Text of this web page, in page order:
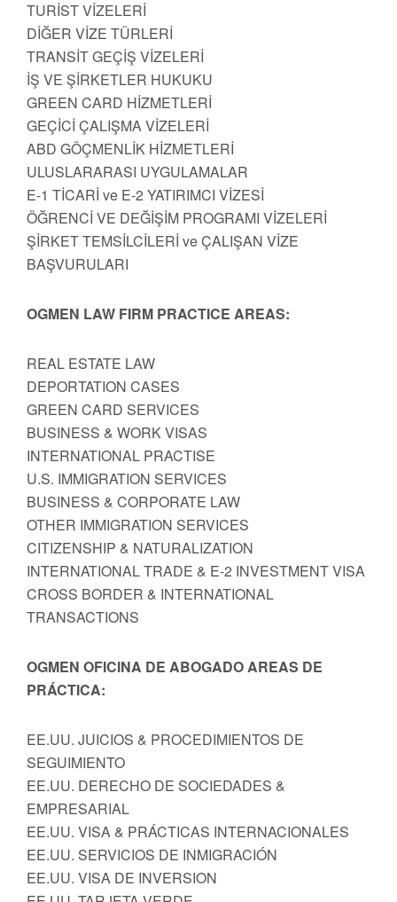
TURİST VİZELERİ
DİĞER VİZE TÜRLERİ
TRANSİT GEÇİŞ VİZELERİ
İŞ VE ŞİRKETLER HUKUKU
GREEN CARD HİZMETLERİ
GEÇİCİ ÇALIŞMA VİZELERİ
ABD GÖÇMENLİK HİZMETLERİ
ULUSLARARASI UYGULAMALAR
E-1 TİCARİ ve E-2 YATIRIMCI VİZESİ
ÖĞRENCİ VE DEĞİŞİM PROGRAMI VİZELERİ
ŞİRKET TEMSİLCİLERİ ve ÇALIŞAN VİZE
BAŞVURULARI
OGMEN LAW FIRM PRACTICE AREAS:
REAL ESTATE LAW
DEPORTATION CASES
GREEN CARD SERVICES
BUSINESS & WORK VISAS
INTERNATIONAL PRACTISE
U.S. IMMIGRATION SERVICES
BUSINESS & CORPORATE LAW
OTHER IMMIGRATION SERVICES
CITIZENSHIP & NATURALIZATION
INTERNATIONAL TRADE & E-2 INVESTMENT VISA
CROSS BORDER & INTERNATIONAL
TRANSACTIONS
OGMEN OFICINA DE ABOGADO AREAS DE
PRÁCTICA:
EE.UU. JUICIOS & PROCEDIMIENTOS DE
SEGUIMIENTO
EE.UU. DERECHO DE SOCIEDADES &
EMPRESARIAL
EE.UU. VISA & PRÁCTICAS INTERNACIONALES
EE.UU. SERVICIOS DE INMIGRACIÓN
EE.UU. VISA DE INVERSION